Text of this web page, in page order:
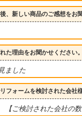
、新しい商品のご感想をお
た理由をお聞かせください。
ました
フォームを検討された会社
ご検討された会社の